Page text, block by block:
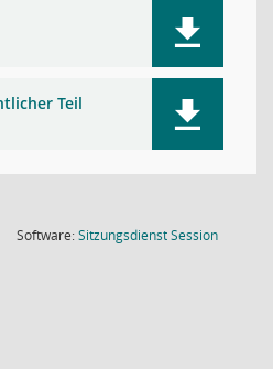
Teil
Software:SitzungsdienstSession(Wird in